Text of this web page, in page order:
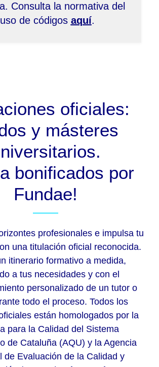
Consulta la normativa del
uso de códigos aquí.
oficiales:
y másteres
bonificados por
Fundae!
profesionales e impulsa tu
una titulación oficial reconocida.
itinerario formativo a medida,
a tus necesidades y con el
personalizado de un tutor o
todo el proceso. Todos los
están homologados por la
para la Calidad del Sistema
de Cataluña (AQU) y la Agencia
de Evaluación de la Calidad y